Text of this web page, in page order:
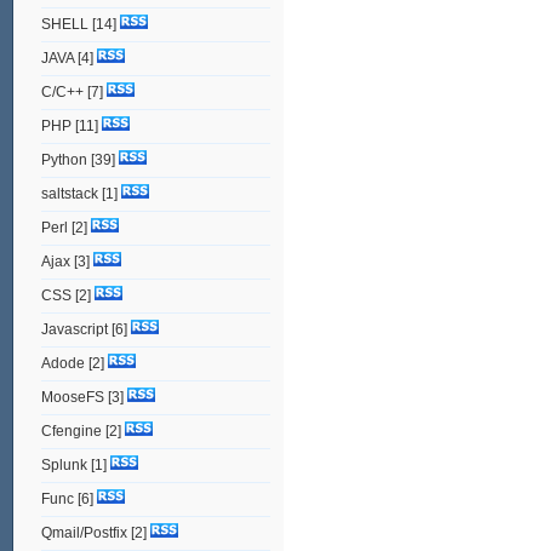
SHELL [14]
JAVA[4]
C/C++[7]
PHP[11]
Python [39]
saltstack[1]
Perl [2]
Ajax[3]
CSS[2]
Javascript[6]
Adode [2]
MooseFS[3]
Cfengine [2]
Splunk[1]
Func[6]
Qmail/Postfix[2]